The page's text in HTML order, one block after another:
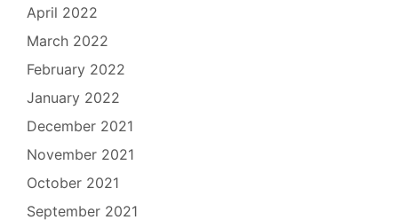
April 2022
March 2022
February 2022
January 2022
December 2021
November 2021
October 2021
September 2021